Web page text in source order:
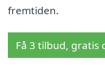
fremtiden.
Få 3 tilbud,